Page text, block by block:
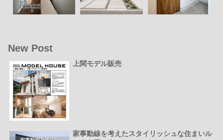
New Post
上関モデル販売
家事動線を考えたスタイリッシュな住まいル